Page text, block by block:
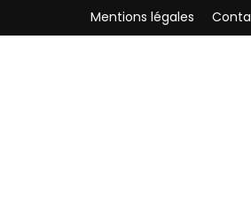
Mentions légales